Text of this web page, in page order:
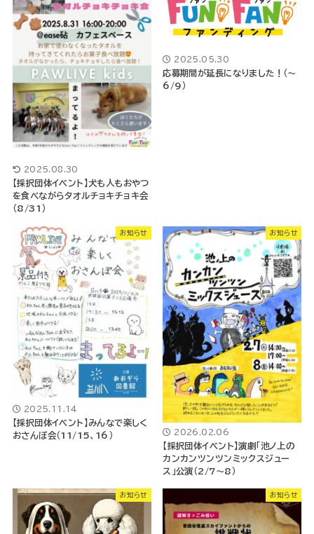
2025.08.30
【採択団体イベント】犬も人もおやつ
を食べながらタオルチョキチョキ会
（8/31）
2025.05.30
応募期間が延長になりました！（～
6/9）
お知らせ
2025.11.14
【採択団体イベント】みんなで楽しく
おさんぽ会（11/15、16）
お知らせ
2026.02.06
【採択団体イベント】演劇「池ノ上の
カンカンツンツンミックスジュー
ス」公演（2/7～8）
お知らせ お知らせ